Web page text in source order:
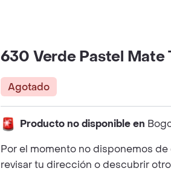
630 Verde Pastel
Agotado
Producto no disponible en
Por el momento no disponemos
revisar tu dirección o descubrir